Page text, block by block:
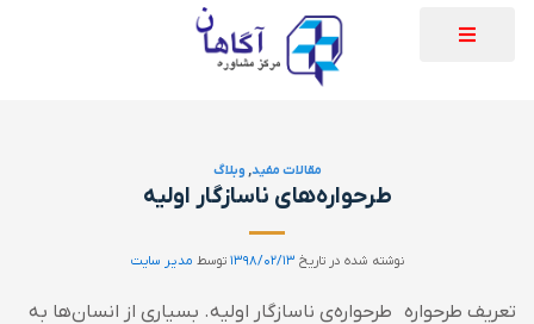
مقالات مفید, وبلاگ
طرحواره‌های ناسازگار اولیه
نوشته شده در تاریخ ۱۳۹۸/۰۲/۱۳ توسط مدیر سایت
تعریف طرحواره طرحواره‌ی ناسازگار اولیه. بسیاری از انسان‌ها به